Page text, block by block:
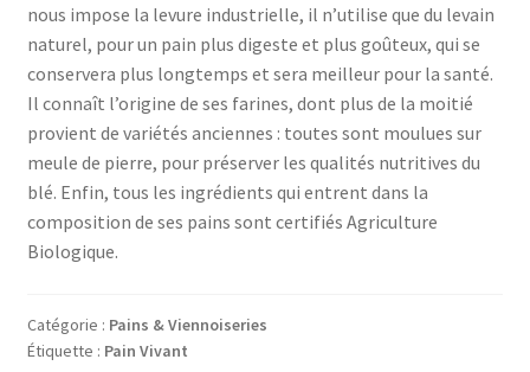
nous impose la levure industrielle, il n’utilise que du levain
naturel, pour un pain plus digeste et plus goûteux, qui se
conservera plus longtemps et sera meilleur pour la santé.
Il connaît l’origine de ses farines, dont plus de la moitié
provient de variétés anciennes : toutes sont moulues sur
meule de pierre, pour préserver les qualités nutritives du
blé. Enfin, tous les ingrédients qui entrent dans la
composition de ses pains sont certifiés Agriculture
Biologique.
Catégorie : Pains & Viennoiseries
Étiquette : Pain Vivant